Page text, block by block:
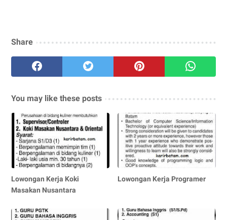
Share
You may like these posts
Lowongan Kerja Koki
Masakan Nusantara
Lowongan Kerja Programer